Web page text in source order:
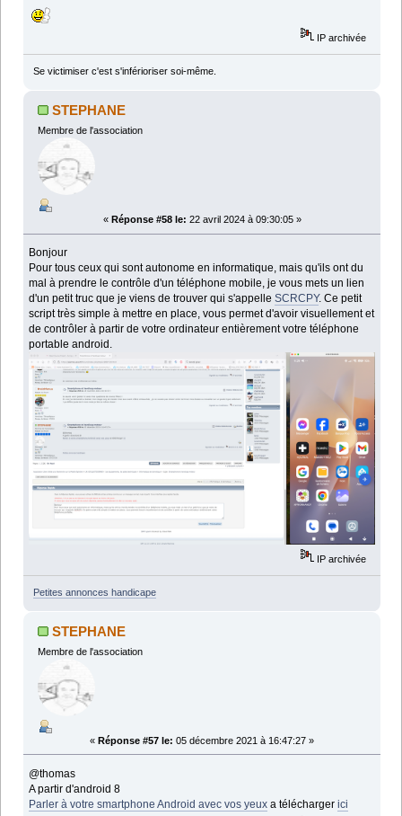
IP archivée
Se victimiser c'est s'inférioriser soi-même.
STEPHANE
Membre de l'association
« Réponse #58 le: 22 avril 2024 à 09:30:05 »
Bonjour
Pour tous ceux qui sont autonome en informatique, mais qu'ils ont du
mal à prendre le contrôle d'un téléphone mobile, je vous mets un lien
d'un petit truc que je viens de trouver qui s'appelleSCRCPY. Ce petit
script très simple à mettre en place, vous permet d'avoir visuellement et
de contrôler à partir de votre ordinateur entièrement votre téléphone
portable android.
IP archivée
Petites annonces handicape
STEPHANE
Membre de l'association
« Réponse #57 le: 05 décembre 2021 à 16:47:27 »
@thomas
A partir d'android 8
Parler à votre smartphone Android avec vos yeux a téléchargerici